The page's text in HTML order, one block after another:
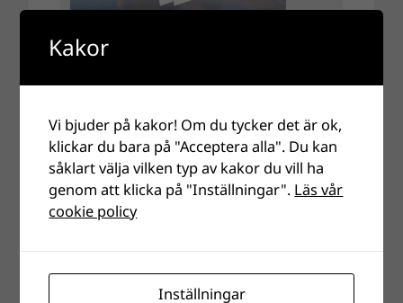
Kakor
Vi bjuder på kakor! Om du tycker det är ok,
klickar du bara på "Acceptera alla". Du kan
såklart välja vilken typ av kakor du vill ha
genom att klicka på "Inställningar". Läs vår
cookie policy
Inställningar